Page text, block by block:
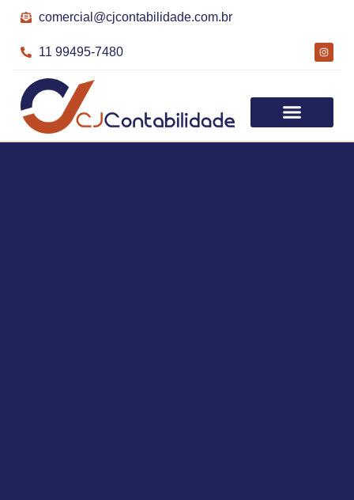
comercial@cjcontabilidade.com.br
11 99495-7480